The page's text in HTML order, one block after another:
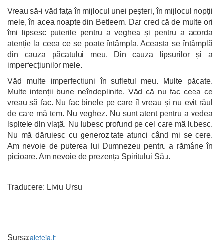
Vreau să-i văd fața în mijlocul unei peșteri, în mijlocul nopții
mele, în acea noapte din Betleem. Dar cred că de multe ori
îmi lipsesc puterile pentru a veghea și pentru a acorda
atenție la ceea ce se poate întâmpla. Aceasta se întâmplă
din cauza păcatului meu. Din cauza lipsurilor și a
imperfecțiunilor mele.
Văd multe imperfecțiuni în sufletul meu. Multe păcate.
Multe intenții bune neîndeplinite. Văd că nu fac ceea ce
vreau să fac. Nu fac binele pe care îl vreau și nu evit răul
de care mă tem. Nu veghez. Nu sunt atent pentru a vedea
ispitele din viață. Nu iubesc profund pe cei care mă iubesc.
Nu mă dăruiesc cu generozitate atunci când mi se cere.
Am nevoie de puterea lui Dumnezeu pentru a rămâne în
picioare. Am nevoie de prezența Spiritului Său.
Traducere: Liviu Ursu
Sursa:aleteia.it